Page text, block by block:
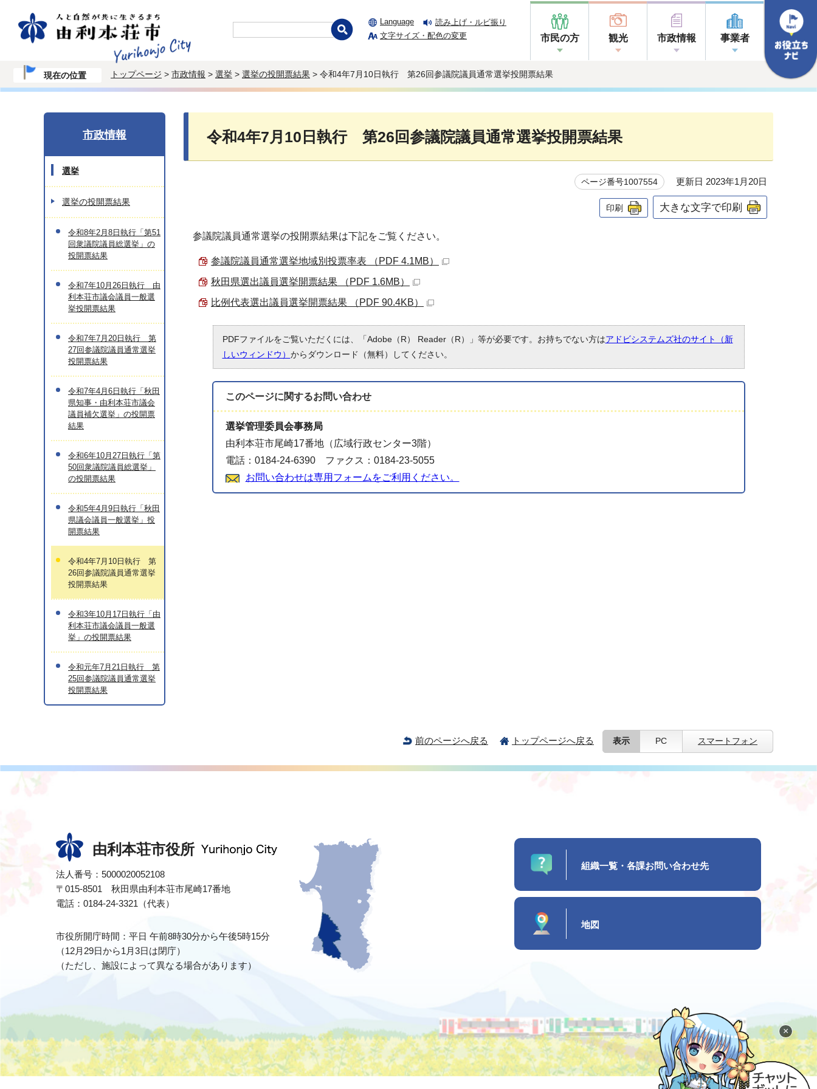
Language
読み上げ・ルビ振り
文字サイズ・配色の変更
市民の方 観光 市政情報 事業者
現在の位置 トップページ > 市政情報 > 選挙 > 選挙の投開票結果 > 令和4年7月10日執行 第26回参議院議員通常選挙投開票結果
令和4年7月10日執行 第26回参議院議員通常選挙投開票結果
ページ番号1007554 更新日 2023年1月20日
印刷 大きな文字で印刷
参議院議員通常選挙の投開票結果は下記をご覧ください。
参議院議員通常選挙地域別投票率表 （PDF 4.1MB）
秋田県選出議員選挙開票結果 （PDF 1.6MB）
比例代表選出議員選挙開票結果 （PDF 90.4KB）
PDFファイルをご覧いただくには、「Adobe（R） Reader（R）」等が必要です。お持ちでない方はアドビシステムズ社のサイト（新
しいウィンドウ） からダウンロード（無料）してください。
このページに関するお問い合わせ
選挙管理委員会事務局
由利本荘市尾崎17番地（広域行政センター3階）
電話：0184-24-6390 ファクス：0184-23-5055
お問い合わせは専用フォームをご利用ください。
市政情報
選挙
選挙の投開票結果
令和8年2月8日執行「第51
回衆議院議員総選挙」の
投開票結果
令和7年10月26日執行 由
利本荘市議会議員一般選
挙投開票結果
令和7年7月20日執行 第
27回参議院議員通常選挙
投開票結果
令和7年4月6日執行「秋田
県知事・由利本荘市議会
議員補欠選挙」の投開票
結果
令和6年10月27日執行「第
50回衆議院議員総選挙」
の投開票結果
令和5年4月9日執行「秋田
県議会議員一般選挙」投
開票結果
令和4年7月10日執行 第
26回参議院議員通常選挙
投開票結果
令和3年10月17日執行「由
利本荘市議会議員一般選
挙」の投開票結果
令和元年7月21日執行 第
25回参議院議員通常選挙
投開票結果
前のページへ戻る トップページへ戻る 表示 PC スマートフォン
×
由利本荘市役所
法人番号：5000020052108
〒015-8501 秋田県由利本荘市尾崎17番地
電話：0184-24-3321（代表）
市役所開庁時間：平日 午前8時30分から午後5時15分
（12月29日から1月3日は閉庁）
（ただし、施設によって異なる場合があります）
組織一覧・各課お問い合わせ先
地図